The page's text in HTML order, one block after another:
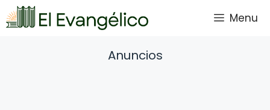
Saltar
al
Menu
Anuncios